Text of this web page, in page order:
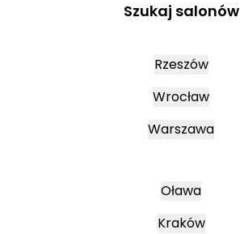
Szukaj salonów
Rzeszów
Wrocław
Warszawa
Oława
Kraków